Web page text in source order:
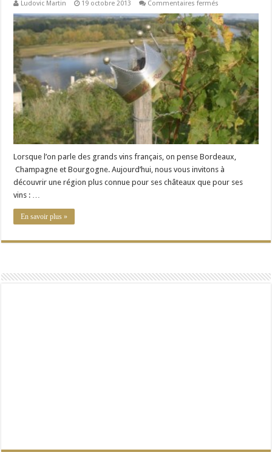
Ludovic Martin 19 octobre 2013 Commentaires fermés
les
caves
du
Val
de
Loire
Lorsque l’on parle des grands vins français, on pense Bordeaux,
Champagne et Bourgogne. Aujourd’hui, nous vous invitons à
découvrir une région plus connue pour ses châteaux que pour ses
vins : …
En savoir plus »